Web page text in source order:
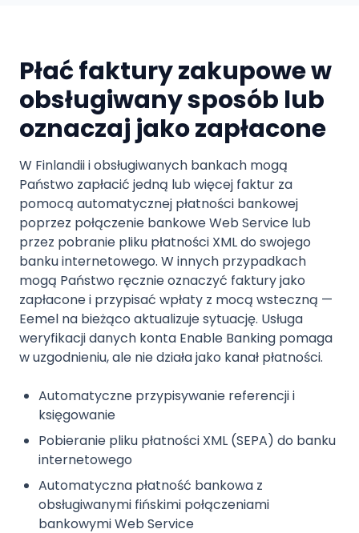
Płać faktury zakupowe w
obsługiwany sposób lub
oznaczaj jako zapłacone
W Finlandii i obsługiwanych bankach mogą
Państwo zapłacić jedną lub więcej faktur za
pomocą automatycznej płatności bankowej
poprzez połączenie bankowe Web Service lub
przez pobranie pliku płatności XML do swojego
banku internetowego. W innych przypadkach
mogą Państwo ręcznie oznaczyć faktury jako
zapłacone i przypisać wpłaty z mocą wsteczną —
Eemel na bieżąco aktualizuje sytuację. Usługa
weryfikacji danych konta Enable Banking pomaga
w uzgodnieniu, ale nie działa jako kanał płatności.
Automatyczne przypisywanie referencji i
księgowanie
Pobieranie pliku płatności XML (SEPA) do banku
internetowego
Automatyczna płatność bankowa z
obsługiwanymi fińskimi połączeniami
bankowymi Web Service